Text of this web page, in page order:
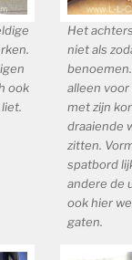
ook
Het
niet als
alleen
met zijn
draaiende
zitten.
spatbord
andere de
ook hier
gaten.